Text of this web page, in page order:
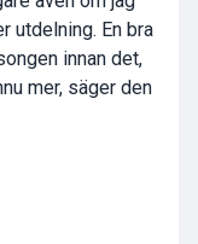
utdelning. En bra
innan det,
mer, säger den